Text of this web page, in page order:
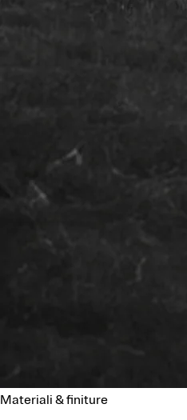
Materiali & finiture